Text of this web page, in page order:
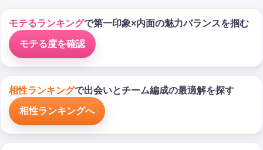
モテるランキングで第一印象×内面の魅力バランスを掴む
モテる度を確認
相性ランキングで出会いとチーム編成の最適解を探す
相性ランキングへ